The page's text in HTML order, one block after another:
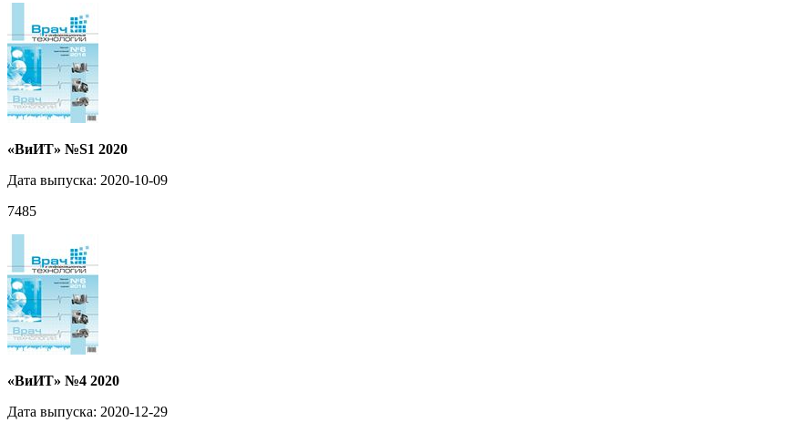
«ВиИТ» №S1 2020
Дата выпуска: 2020-10-09
7485
«ВиИТ» №4 2020
Дата выпуска: 2020-12-29